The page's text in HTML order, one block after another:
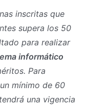
inscritas que
supera los 50
para realizar
informático
Para
mínimo de 60
una vigencia